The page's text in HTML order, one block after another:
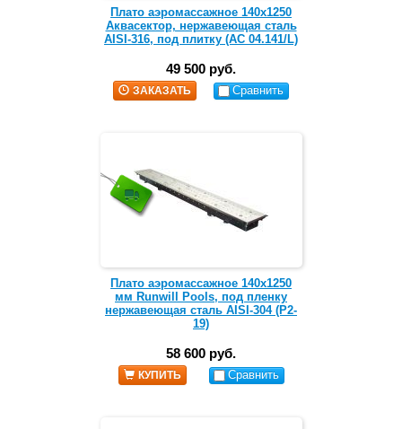
Плато аэромассажное 140х1250
Аквасектор, нержавеющая сталь
AISI-316, под плитку (АС 04.141/L)
49 500 руб.
ЗАКАЗАТЬ Сравнить
Плато аэромассажное 140х1250
мм Runwill Pools, под пленку
нержавеющая сталь AISI-304 (Р2-
19)
58 600 руб.
КУПИТЬ Сравнить